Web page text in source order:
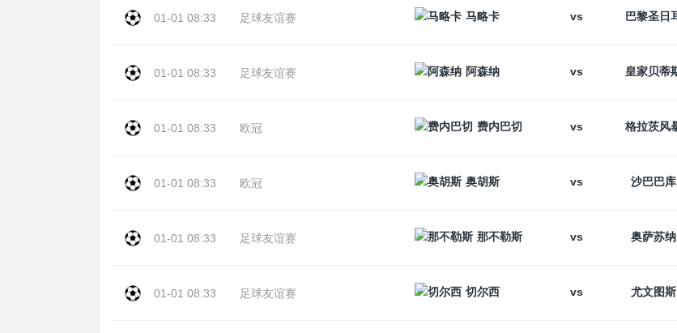
01-01 08:33 足球友谊赛 马略卡 vs
01-01 08:33 足球友谊赛 阿森纳 vs
01-01 08:33 欧冠 费内巴切 vs
01-01 08:33 欧冠 奥胡斯 vs 沙巴巴库
01-01 08:33 足球友谊赛 那不勒斯 vs 奥萨苏纳
01-01 08:33 足球友谊赛 切尔西 vs 尤文图斯